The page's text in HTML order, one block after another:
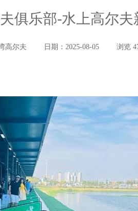
俱乐部-水上高尔夫
高尔夫 日期：2025-08-05 浏览